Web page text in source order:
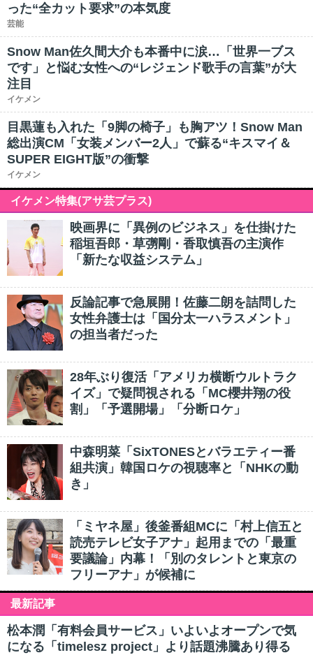
った“全カット要求”の本気度
芸能
Snow Man佐久間大介も本番中に涙…「世界一ブス
です」と悩む女性への“レジェンド歌手の言葉”が大
注目
イケメン
目黒蓮も入れた「9脚の椅子」も胸アツ！Snow Man
総出演CM「女装メンバー2人」で蘇る“キスマイ＆
SUPER EIGHT版”の衝撃
イケメン
イケメン特集(アサ芸プラス)
映画界に「異例のビジネス」を仕掛けた
稲垣吾郎・草彅剛・香取慎吾の主演作
「新たな収益システム」
反論記事で急展開！佐藤二朗を詰問した
女性弁護士は「国分太一ハラスメント」
の担当者だった
28年ぶり復活「アメリカ横断ウルトラク
イズ」で疑問視される「MC櫻井翔の役
割」「予選開場」「分断ロケ」
中森明菜「SixTONESとバラエティー番
組共演」韓国ロケの視聴率と「NHKの動
き」
「ミヤネ屋」後釜番組MCに「村上信五と
読売テレビ女子アナ」起用までの「最重
要議論」内幕！「別のタレントと東京の
フリーアナ」が候補に
最新記事
松本潤「有料会員サービス」いよいよオープンで気
になる「timelesz project」より話題沸騰あり得る